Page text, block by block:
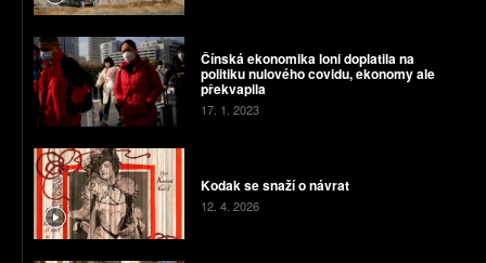
Čínská ekonomika loni doplatila na
politiku nulového covidu, ekonomy ale
překvapila
17. 1. 2023
Kodak se snaží o návrat
12. 4. 2026